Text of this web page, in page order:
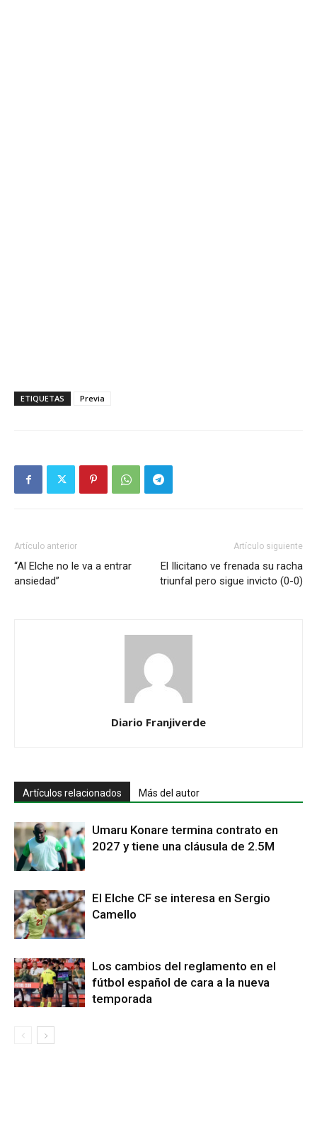
ETIQUETAS Previa
Artículo anterior
“Al Elche no le va a entrar
ansiedad”
Artículo siguiente
El Ilicitano ve frenada su racha
triunfal pero sigue invicto (0-0)
Diario Franjiverde
Artículos relacionados Más del autor
Umaru Konare termina contrato en
2027 y tiene una cláusula de 2.5M
El Elche CF se interesa en Sergio
Camello
Los cambios del reglamento en el
fútbol español de cara a la nueva
temporada